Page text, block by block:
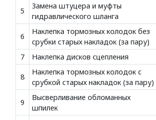
5
Замена штуцера и муфты
гидравлического шланга
6
Наклепка тормозных колодок без
срубки старых накладок (за пару)
7 Наклепка дисков сцепления
8
Наклепка тормозных колодок с
срубкой старых накладок (за пару)
9
Высверливание обломанных
шпилек